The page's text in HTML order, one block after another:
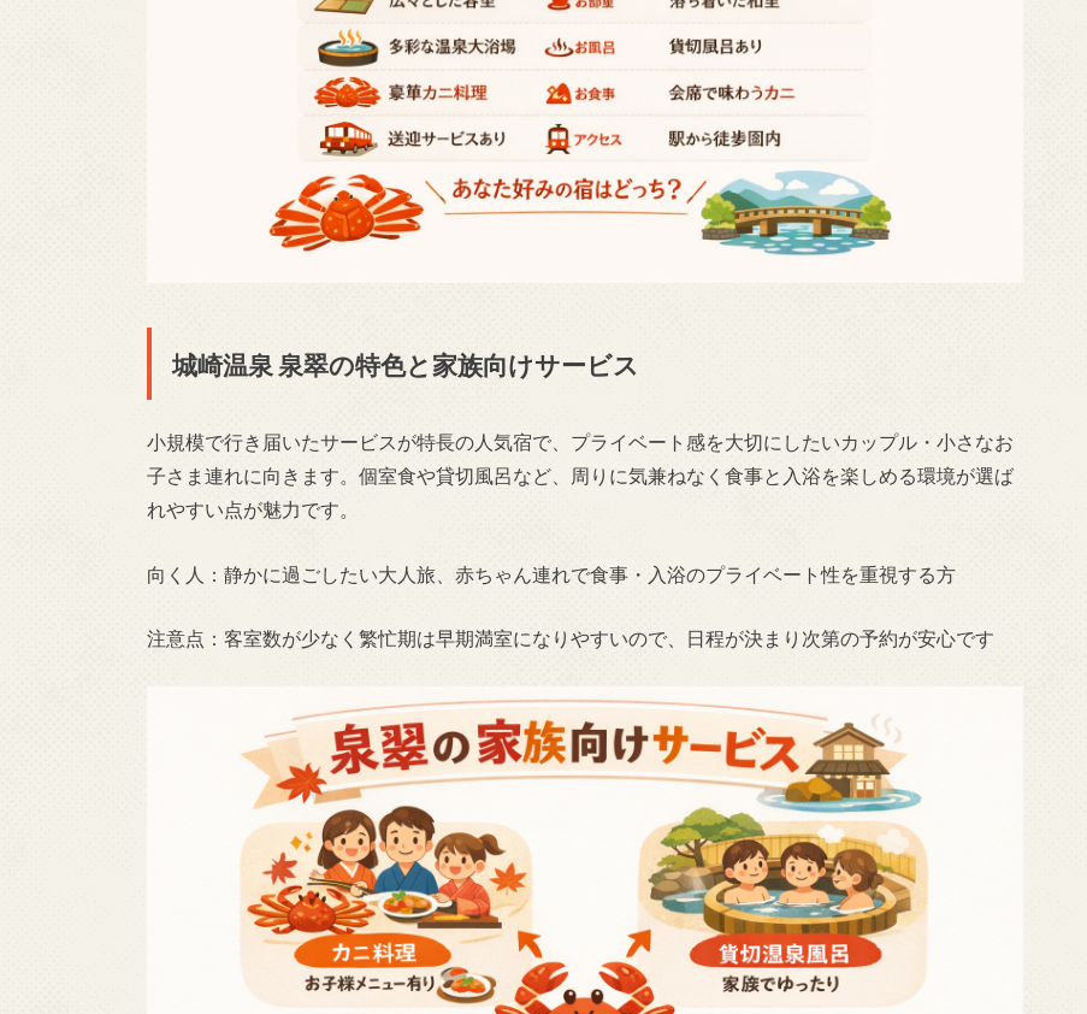
城崎温泉 泉翠の特色と家族向けサービス
小規模で行き届いたサービスが特長の人気宿で、プライベート感を大切にしたいカップル・小さなお
子さま連れに向きます。個室食や貸切風呂など、周りに気兼ねなく食事と入浴を楽しめる環境が選ば
れやすい点が魅力です。
向く人：静かに過ごしたい大人旅、赤ちゃん連れで食事・入浴のプライベート性を重視する方
注意点：客室数が少なく繁忙期は早期満室になりやすいので、日程が決まり次第の予約が安心です